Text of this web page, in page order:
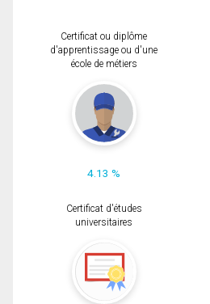
Certificat ou diplôme
d'apprentissage ou d'une
école de métiers
4.13 %
Certificat d'études
universitaires